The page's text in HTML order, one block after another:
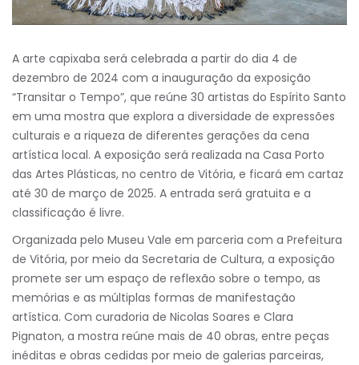
A arte capixaba será celebrada a partir do dia 4 de
dezembro de 2024 com a inauguração da exposição
“Transitar o Tempo”, que reúne 30 artistas do Espírito Santo
em uma mostra que explora a diversidade de expressões
culturais e a riqueza de diferentes gerações da cena
artística local. A exposição será realizada na Casa Porto
das Artes Plásticas, no centro de Vitória, e ficará em cartaz
até 30 de março de 2025. A entrada será gratuita e a
classificação é livre.
Organizada pelo Museu Vale em parceria com a Prefeitura
de Vitória, por meio da Secretaria de Cultura, a exposição
promete ser um espaço de reflexão sobre o tempo, as
memórias e as múltiplas formas de manifestação
artística. Com curadoria de Nicolas Soares e Clara
Pignaton, a mostra reúne mais de 40 obras, entre peças
inéditas e obras cedidas por meio de galerias parceiras,